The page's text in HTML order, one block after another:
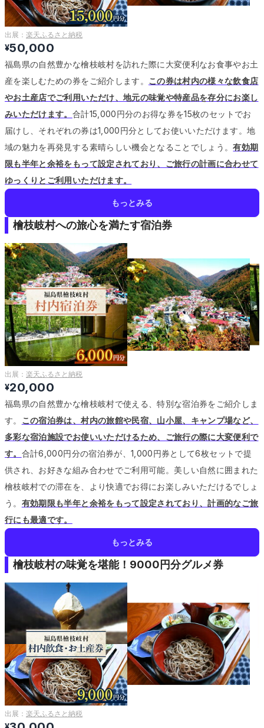
出展： 楽天ふるさと納税
¥50,000
福島県の自然豊かな檜枝岐村を訪れた際に大変便利なお食事やお土
産を楽しむための券をご紹介します。 この券は村内の様々な飲食店
やお土産店でご利用いただけ、地元の味覚や特産品を存分にお楽し
みいただけます。 合計15,000円分のお得な券を15枚のセットでお
届けし、それぞれの券は1,000円分としてお使いいただけます。 地
域の魅力を再発見する素晴らしい機会となることでしょう。有効期
限も半年と余裕をもって設定されており、ご旅行の計画に合わせて
ゆっくりとご利用いただけます。
もっとみる
檜枝岐村への旅心を満たす宿泊券
出展： 楽天ふるさと納税
¥20,000
福島県の自然豊かな檜枝岐村で使える、特別な宿泊券をご紹介しま
す。 この宿泊券は、村内の旅館や民宿、山小屋、キャンプ場など、
多彩な宿泊施設でお使いいただけるため、ご旅行の際に大変便利で
す。 合計6,000円分の宿泊券が、1,000円券として6枚セットで提
供され、お好きな組み合わせでご利用可能。 美しい自然に囲まれた
檜枝岐村での滞在を、より快適でお得にお楽しみいただけるでしょ
う。 有効期限も半年と余裕をもって設定されており、計画的なご旅
行にも最適です。
もっとみる
檜枝岐村の味覚を堪能！9000円分グルメ券
出展： 楽天ふるさと納税